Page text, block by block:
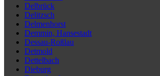
Delbrück
Delitzsch
Delmenhorst
Demmin, Hansestadt
Dessau-Roßlau
Detmold
Dettelbach
Dieburg